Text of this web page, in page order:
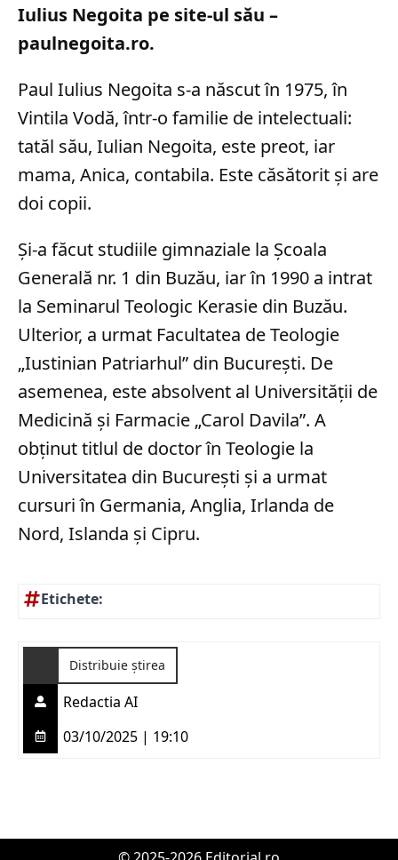
Iulius Negoita pe site-ul său –
paulnegoita.ro.
Paul Iulius Negoita s-a născut în 1975, în
Vintila Vodă, într-o familie de intelectuali:
tatăl său, Iulian Negoita, este preot, iar
mama, Anica, contabila. Este căsătorit și are
doi copii.
Și-a făcut studiile gimnaziale la Școala
Generală nr. 1 din Buzău, iar în 1990 a intrat
la Seminarul Teologic Kerasie din Buzău.
Ulterior, a urmat Facultatea de Teologie
„Iustinian Patriarhul” din București. De
asemenea, este absolvent al Universității de
Medicină și Farmacie „Carol Davila”. A
obținut titlul de doctor în Teologie la
Universitatea din București și a urmat
cursuri în Germania, Anglia, Irlanda de
Nord, Islanda și Cipru.
Etichete:
Distribuie știrea
Redactia AI
03/10/2025 | 19:10